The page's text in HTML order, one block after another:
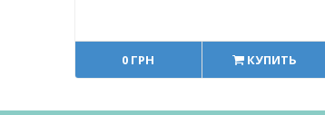
0 ГРН КУПИТЬ